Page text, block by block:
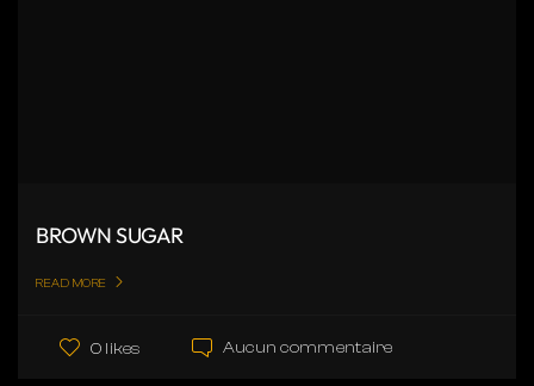
BROWN SUGAR
READ MORE
0 likes Aucun commentaire